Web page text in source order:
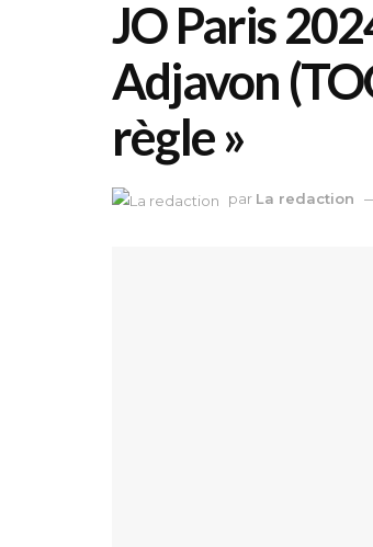
JO Paris
Adjavon
règle »
par La redaction